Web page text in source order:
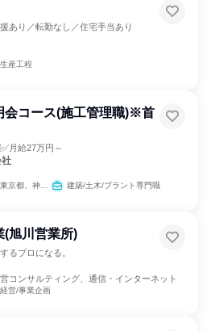
あり／転勤なし／住宅手当あり
産工程
コース(施工管理職)※首
月給27万円～
、神奈川県 建築/土木/プラント専門職
(旭川営業所)
るプロになる。
コンサルティング、通信・インターネット
営/事業企画